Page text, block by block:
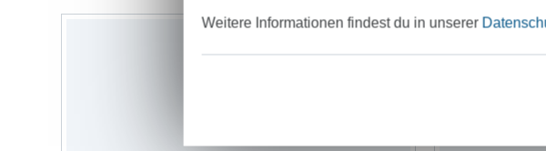
Um
Bei
Weitere Informationen findest du in unserer